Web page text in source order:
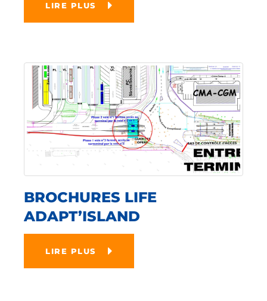
LIRE PLUS
BROCHURES LIFE
ADAPT’ISLAND
LIRE PLUS